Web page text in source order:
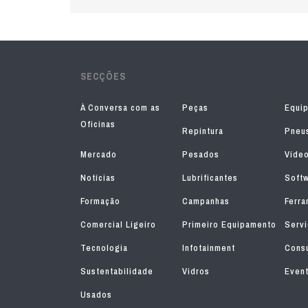
SECÇÕES
À Conversa com as
Oficinas
Peças
Repintura
Mercado
Pesados
Notícias
Lubrificantes
Formação
Campanhas
Comercial Ligeiro
Primeiro Equipamento
Tecnologia
Infotainment
Sustentabilidade
Vidros
Usados